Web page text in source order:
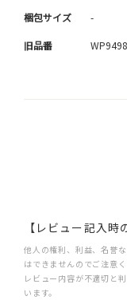
梱包サイズ -
旧品番
【レビュー記入時
他人の権利、利益、名誉
はできませんのでご注意く
レビュー内容が不適切と
います。